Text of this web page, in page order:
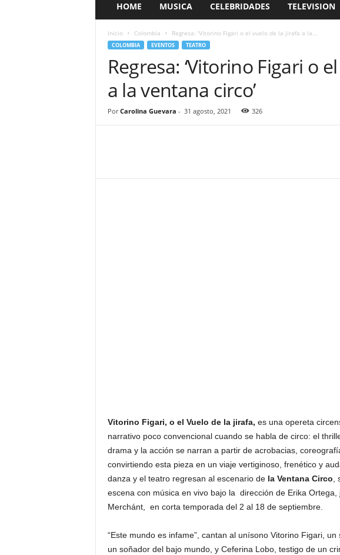
a
HOME MUSICA CELEBRIDADES TELEVISION
Inicio Colombia Regresa: ‘Vitorino Figari o el vuelo de la jirafa a la...
COLOMBIA EVENTOS TEATRO
Regresa: ‘Vitorino Figari o
a la ventana circo’
Por Carolina Guevara - 31 agosto, 2021 326
Vitorino Figari, o el Vuelo de la jirafa, es una opereta
narrativo poco convencional cuando se habla de circo: el
drama y la acción se narran a partir de acrobacias,
convirtiendo esta pieza en un viaje vertiginoso, frenético y
danza y el teatro regresan al escenario de la Ventana Circo
escena con música en vivo bajo la dirección de Erika
Merchánt, en corta temporada del 2 al 18 de septiembre.
“Este mundo es infame”, cantan al unísono Vitorino Figari,
un soñador del bajo mundo, y Ceferina Lobo, testigo de un